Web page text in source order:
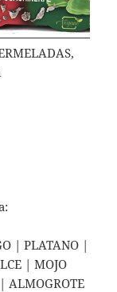
| PLATANO |
| MOJO
ALMOGROTE